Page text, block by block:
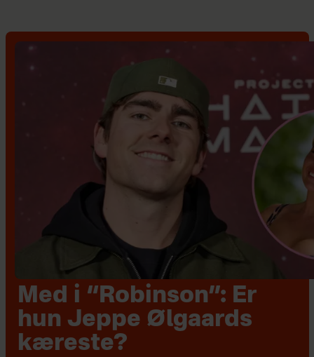
Med i “Robinson”: Er
hun Jeppe Ølgaards
kæreste?